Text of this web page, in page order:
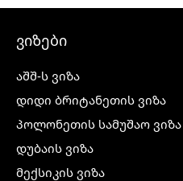
ვიზები
აშშ-ს ვიზა
დიდი ბრიტანეთის ვიზა
პოლონეთის სამუშაო ვიზა
დუბაის ვიზა
მექსიკის ვიზა